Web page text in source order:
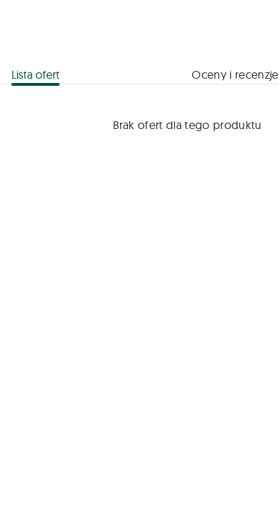
Lista ofert Oceny i recenzje
Brak ofert dla tego produktu